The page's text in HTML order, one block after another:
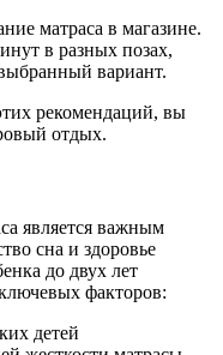
матраса в магазине.
в разных позах,
вариант.
рекомендаций, вы
отдых.
является важным
сна и здоровье
до двух лет
факторов:
детей